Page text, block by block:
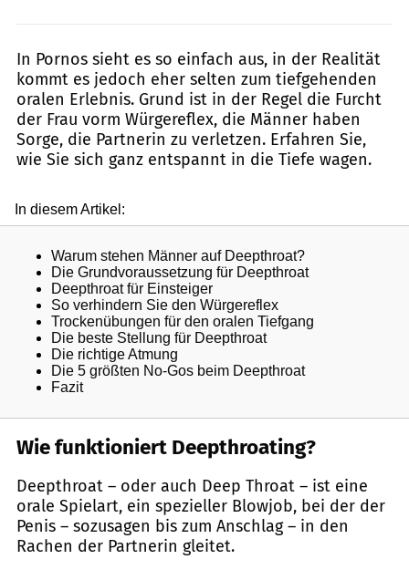
In Pornos sieht es so einfach aus, in der Realität
kommt es jedoch eher selten zum tiefgehenden
oralen Erlebnis. Grund ist in der Regel die Furcht
der Frau vorm Würgereflex, die Männer haben
Sorge, die Partnerin zu verletzen. Erfahren Sie,
wie Sie sich ganz entspannt in die Tiefe wagen.
Wie funktioniert Deepthroating?
Deepthroat – oder auch Deep Throat – ist eine
orale Spielart, ein spezieller Blowjob, bei der der
Penis – sozusagen bis zum Anschlag – in den
Rachen der Partnerin gleitet.